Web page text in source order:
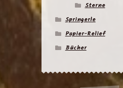
Sterne
Springerle
Papier-Relief
Bücher